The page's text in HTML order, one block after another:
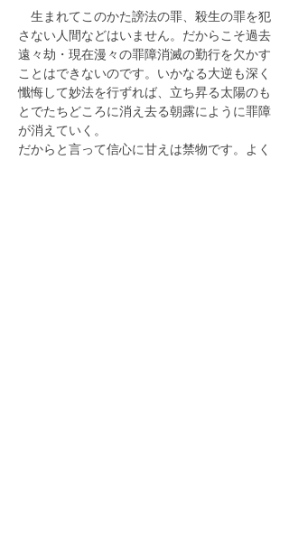
生まれてこのかた謗法の罪、殺生の罪を犯
さない人間などはいません。だからこそ過去
遠々劫・現在漫々の罪障消滅の勤行を欠かす
ことはできないのです。いかなる大逆も深く
懺悔して妙法を行ずれば、立ち昇る太陽のも
とでたちどころに消え去る朝露にように罪障
が消えていく。
だからと言って信心に甘えは禁物です。よく